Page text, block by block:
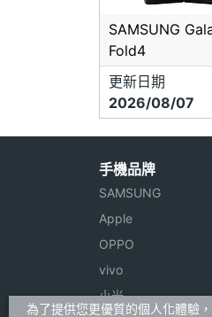
SAMSUNG
Fold4
更新日期
2026/08/07
手機品牌
SAMSUNG
Apple
OPPO
vivo
小米
為了提供您更優質的個人化體驗